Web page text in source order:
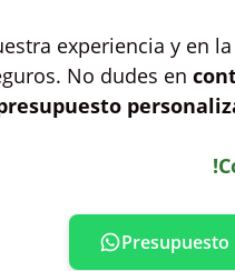
experiencia y en
No dudes en
Presupuesto